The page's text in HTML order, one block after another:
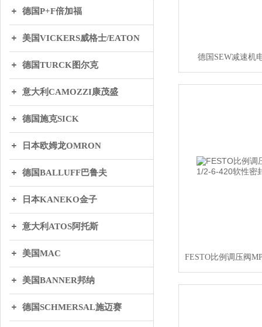
德国P+F倍加福
美国VICKERS威格士/EATON
德国TURCK图尔克
意大利CAMOZZI康茂盛
德国施克SICK
日本欧姆龙OMRON
德国BALLUFF巴鲁夫
日本KANEKO金子
意大利ATOS阿托斯
美国MAC
美国BANNER邦纳
德国SCHMERSAL施迈赛
德国SEW减速机